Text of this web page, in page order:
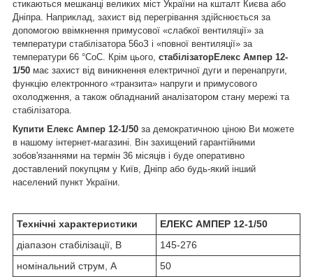
стикаються мешканці великих міст України на кшталт Києва або
Дніпра. Наприклад, захист від перегрівання здійснюється за
допомогою ввімкнення примусової «слабкої вентиляції» за
температури стабілізатора 56оЗ і «повної вентиляції» за
температури 66 °CоС. Крім цього, стабілізаторЕлекс Ампер 12-
1/50 має захист від виникнення електричної дуги и перенапруги
функцію електронного «транзита» напруги и примусового
охолодження , а також обладнаний аналізатором стану мережі та
стабілізатора.
Купити Елекс Ампер 12-1/50 за демократичною ціною Ви можете
в нашому інтернет-магазині. Він захищений гарантійними
зобов'язаннями на термін 36 місяців і буде оперативно
доставлений покупцям у Київ, Дніпр або будь-який інший
населений пункт України.
Технічні характеристики
ЕЛЕКС АМПЕР 12-1/50
діапазон стабілізації, В
145-276
номінальний струм, А
50